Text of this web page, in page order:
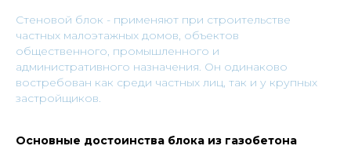
Cтеновой блок - применяют при строительстве
частных малоэтажных домов, объектов
общественного, промышленного и
административного назначения. Он одинаково
востребован как среди частных лиц, так и у крупных
застройщиков.
Основные достоинства блока из газобетона